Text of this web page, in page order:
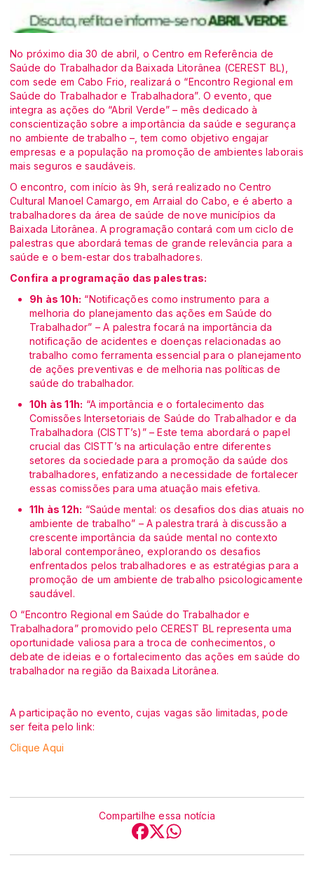
No próximo dia 30 de abril, o Centro em Referência de
Saúde do Trabalhador da Baixada Litorânea (CEREST BL),
com sede em Cabo Frio, realizará o “Encontro Regional em
Saúde do Trabalhador e Trabalhadora”. O evento, que
integra as ações do “Abril Verde” – mês dedicado à
conscientização sobre a importância da saúde e segurança
no ambiente de trabalho –, tem como objetivo engajar
empresas e a população na promoção de ambientes laborais
mais seguros e saudáveis.
O encontro, com início às 9h, será realizado no Centro
Cultural Manoel Camargo, em Arraial do Cabo, e é aberto a
trabalhadores da área de saúde de nove municípios da
Baixada Litorânea. A programação contará com um ciclo de
palestras que abordará temas de grande relevância para a
saúde e o bem-estar dos trabalhadores.
Confira a programação das palestras:
9h às 10h: “Notificações como instrumento para a
melhoria do planejamento das ações em Saúde do
Trabalhador” – A palestra focará na importância da
notificação de acidentes e doenças relacionadas ao
trabalho como ferramenta essencial para o planejamento
de ações preventivas e de melhoria nas políticas de
saúde do trabalhador.
10h às 11h: “A importância e o fortalecimento das
Comissões Intersetoriais de Saúde do Trabalhador e da
Trabalhadora (CISTT’s)” – Este tema abordará o papel
crucial das CISTT’s na articulação entre diferentes
setores da sociedade para a promoção da saúde dos
trabalhadores, enfatizando a necessidade de fortalecer
essas comissões para uma atuação mais efetiva.
11h às 12h: “Saúde mental: os desafios dos dias atuais no
ambiente de trabalho” – A palestra trará à discussão a
crescente importância da saúde mental no contexto
laboral contemporâneo, explorando os desafios
enfrentados pelos trabalhadores e as estratégias para a
promoção de um ambiente de trabalho psicologicamente
saudável.
O “Encontro Regional em Saúde do Trabalhador e
Trabalhadora” promovido pelo CEREST BL representa uma
oportunidade valiosa para a troca de conhecimentos, o
debate de ideias e o fortalecimento das ações em saúde do
trabalhador na região da Baixada Litorânea.
A participação no evento, cujas vagas são limitadas, pode
ser feita pelo link:
Clique Aqui
Compartilhe essa notícia